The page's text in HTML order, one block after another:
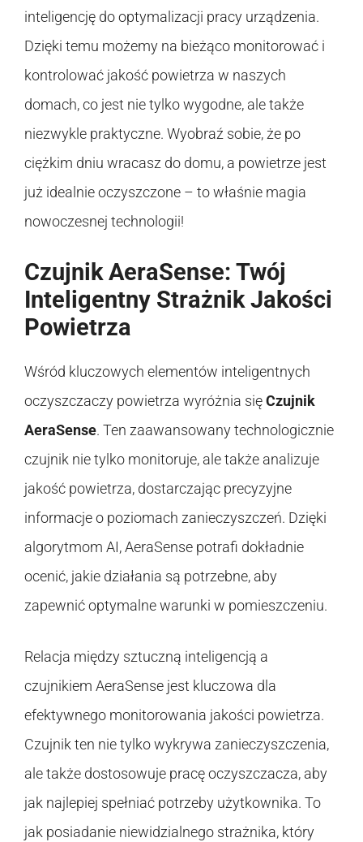
inteligencję do optymalizacji pracy urządzenia.
Dzięki temu możemy na bieżąco monitorować i
kontrolować jakość powietrza w naszych
domach, co jest nie tylko wygodne, ale także
niezwykle praktyczne. Wyobraź sobie, że po
ciężkim dniu wracasz do domu, a powietrze jest
już idealnie oczyszczone – to właśnie magia
nowoczesnej technologii!
Czujnik AeraSense: Twój
Inteligentny Strażnik Jakości
Powietrza
Wśród kluczowych elementów inteligentnych
oczyszczaczy powietrza wyróżnia sięCzujnik
AeraSense. Ten zaawansowany technologicznie
czujnik nie tylko monitoruje, ale także analizuje
jakość powietrza, dostarczając precyzyjne
informacje o poziomach zanieczyszczeń. Dzięki
algorytmom AI, AeraSense potrafi dokładnie
ocenić, jakie działania są potrzebne, aby
zapewnić optymalne warunki w pomieszczeniu.
Relacja między sztuczną inteligencją a
czujnikiem AeraSense jest kluczowa dla
efektywnego monitorowania jakości powietrza.
Czujnik ten nie tylko wykrywa zanieczyszczenia,
ale także dostosowuje pracę oczyszczacza, aby
jak najlepiej spełniać potrzeby użytkownika. To
jak posiadanie niewidzialnego strażnika, który